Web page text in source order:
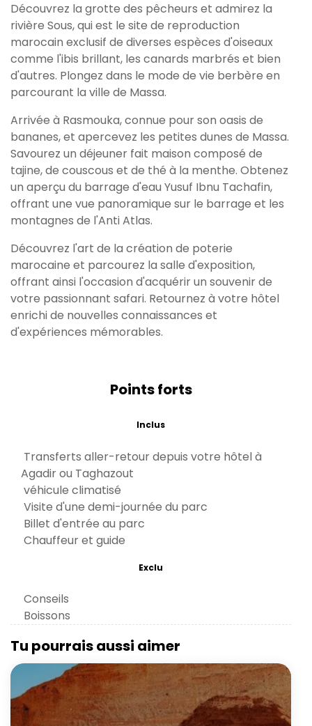
Découvrez la grotte des pêcheurs et admirez la
rivière Sous, qui est le site de reproduction
marocain exclusif de diverses espèces d'oiseaux
comme l'ibis brillant, les canards marbrés et bien
d'autres. Plongez dans le mode de vie berbère en
parcourant la ville de Massa.
Arrivée à Rasmouka, connue pour son oasis de
bananes, et apercevez les petites dunes de Massa.
Savourez un déjeuner fait maison composé de
tajine, de couscous et de thé à la menthe. Obtenez
un aperçu du barrage d'eau Yusuf Ibnu Tachafin,
offrant une vue panoramique sur le barrage et les
montagnes de l'Anti Atlas.
Découvrez l'art de la création de poterie
marocaine et parcourez la salle d'exposition,
offrant ainsi l'occasion d'acquérir un souvenir de
votre passionnant safari. Retournez à votre hôtel
enrichi de nouvelles connaissances et
d'expériences mémorables.
Points forts
Inclus
Transferts aller-retour depuis votre hôtel à
Agadir ou Taghazout
véhicule climatisé
Visite d'une demi-journée du parc
Billet d'entrée au parc
Chauffeur et guide
Exclu
Conseils
Boissons
Tu pourrais aussi aimer